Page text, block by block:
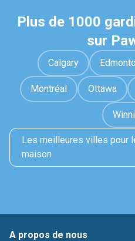
Plus de 1000
sur
Calgary
Montréal Ottawa
Les meilleures villes pour
maison
A propos de nous